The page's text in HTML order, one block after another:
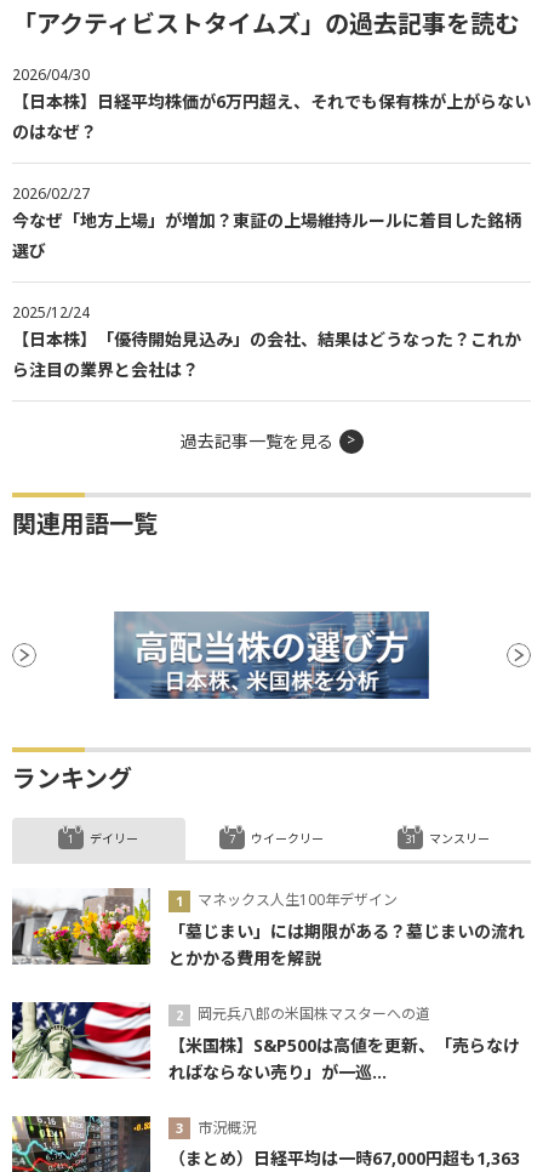
「アクティビストタイムズ」の過去記事を読む
2026/04/30
【日本株】日経平均株価が6万円超え、それでも保有株が上がらない
のはなぜ？
2026/02/27
今なぜ「地方上場」が増加？東証の上場維持ルールに着目した銘柄
選び
2025/12/24
【日本株】「優待開始見込み」の会社、結果はどうなった？これか
ら注目の業界と会社は？
過去記事一覧を見る
関連用語一覧
ランキング
デイリー
マネックス人生100年デザイン
「墓じまい」には期限がある？墓じまいの流れ
とかかる費用を解説
岡元兵八郎の米国株マスターへの道
【米国株】S&P500は高値を更新、「売らなけ
ればならない売り」が一巡...
市況概況
（まとめ）日経平均は一時67,000円超も1,363
ウイークリー マンスリー